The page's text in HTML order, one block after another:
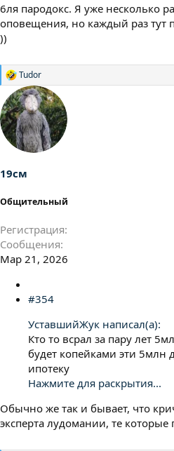
6ля пародокс. Я уже несколько
оповещения, но каждый раз тут
))
Р
а
к
ц
и
и
Tudor
19см
Общительный
Регистрация
Сообщения
Мар 21, 2026
#354
УставшийЖук написал(а):
Кто то всрал за пару лет
будет копейками эти 5млн
ипотеку
Нажмите для раскрытия...
Обычно же так и бывает, что
эксперта лудомании, те которые